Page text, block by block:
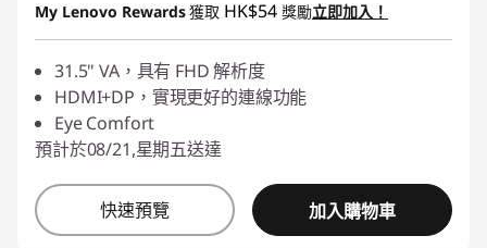
My Lenovo Rewards獲取 HK$54 獎勵立即加入！
31.5" VA，具有 FHD 解析度
HDMI+DP，實現更好的連線功能
Eye Comfort
預計於08/21,星期五送達
快速預覽 加入購物車